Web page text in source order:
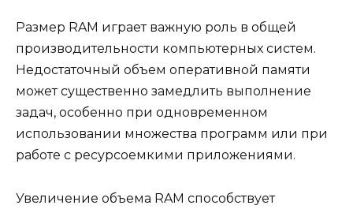
Размер RAM играет важную роль в общей
производительности компьютерных систем.
Недостаточный объем оперативной памяти
может существенно замедлить выполнение
задач, особенно при одновременном
использовании множества программ или при
работе с ресурсоемкими приложениями.
Увеличение объема RAM способствует